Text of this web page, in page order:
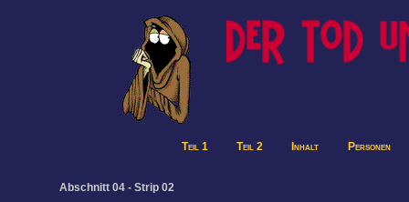
Teil 1 Teil 2 Inhalt Personen
Abschnitt 04 - Strip 02